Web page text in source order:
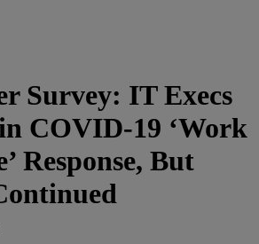
Survey: IT Execs
COVID-19 ‘Work
Response, But